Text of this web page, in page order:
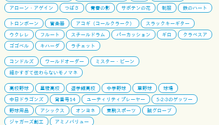
アローン・アゲイン
つばさ 青春の影 サボテンの花 制服 鉄のハート
トロンボーン 管楽器 アコギ（コールクラーク）
スラックキーギター
ウクレレ
フルート スチールドラム パーカッション ギロ
クラベスア
ゴゴベル
キハーダ ラチェット
コンドルズ ワールドオーダー
ミスター・ビーン
細かすぎて伝わらないモノマネ
高校野球 星稜高校 遊学館高校 中学野球 草野球
球場
中日ドラゴンズ
背番号14 ユーティリティプレーヤー
5-2-3のゲッツー
野球用品
アシックス オンヨネ 東駒スポーツ
誠グローブ
ジャガーズ創工
アミノバリュー